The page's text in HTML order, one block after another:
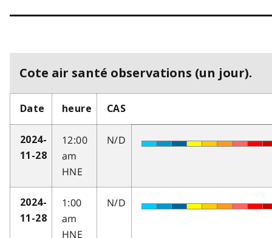
Cote air santé observations (un jour).
Date heure CAS
2024-
11-28
12:00
am
HNE
N/D
2024-
11-28
1:00
am
HNE
N/D